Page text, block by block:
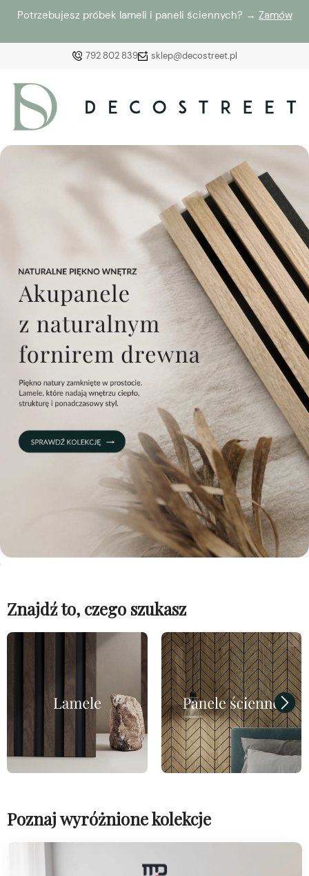
Potrzebujesz próbek lameli i paneli ściennych? → Zamów
792 802 839 sklep@decostreet.pl
Załóż konto
Wybierz coś dla siebie z naszej aktualnej oferty lub
zaloguj się, aby przywrócić dodane produkty do listy
z poprzedniej sesji.
Znajdź to, czego szukasz
Poznaj wyróżnione kolekcje